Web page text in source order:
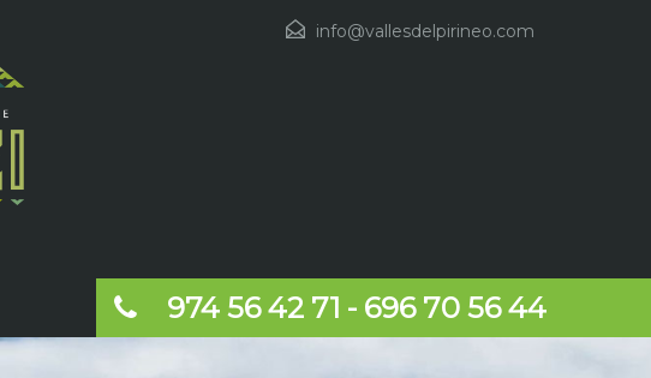
info@vallesdelpirineo.com
974 56 42 71 - 696 70 56 44